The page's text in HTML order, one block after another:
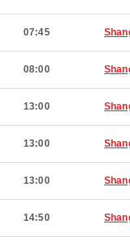
07:45
08:00
13:00
13:00
13:00
14:50